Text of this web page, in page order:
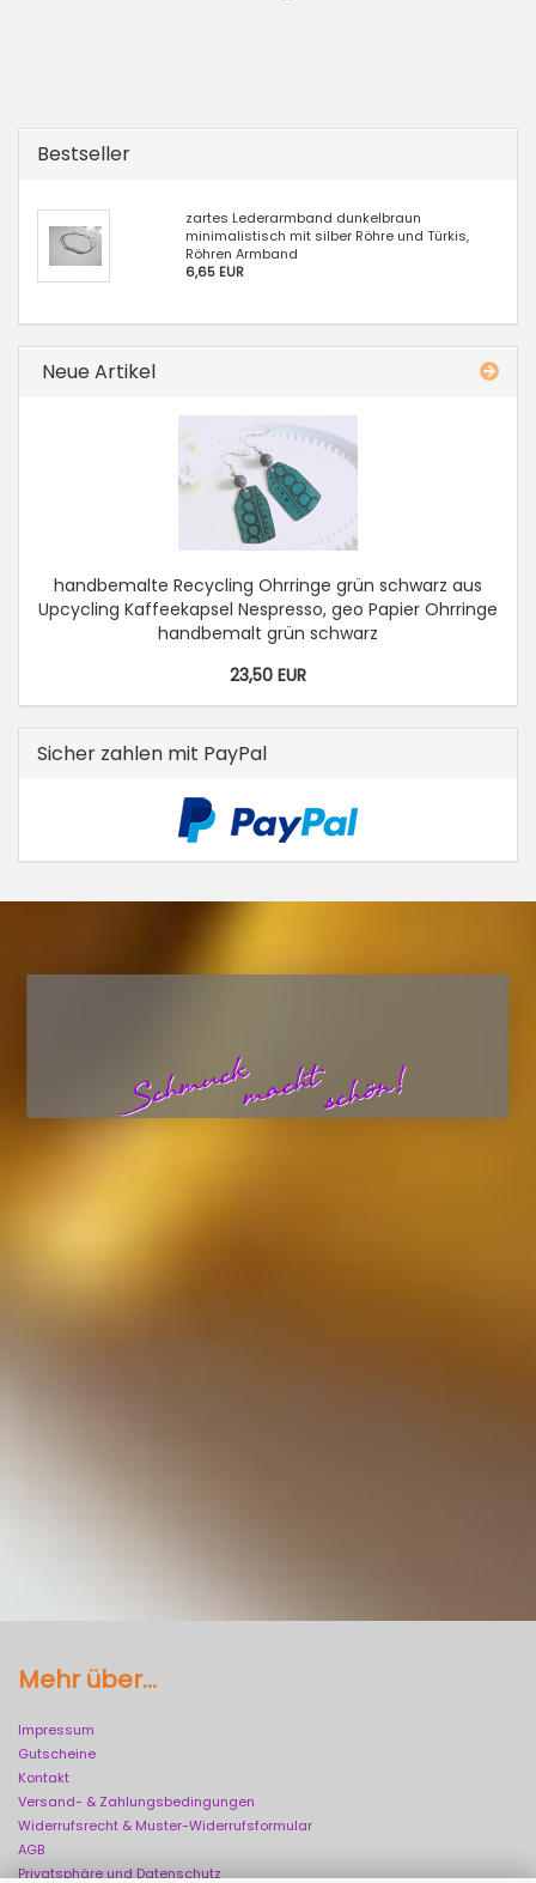
Bestseller
zartes Lederarmband dunkelbraun
minimalistisch mit silber Röhre und Türkis,
Röhren Armband
6,65 EUR
Neue Artikel
handbemalte Recycling Ohrringe grün schwarz aus
Upcycling Kaffeekapsel Nespresso, geo Papier Ohrringe
handbemalt grün schwarz
23,50 EUR
Sicher zahlen mit PayPal
Mehr über...
Impressum
Gutscheine
Kontakt
Versand- & Zahlungsbedingungen
Widerrufsrecht & Muster-Widerrufsformular
AGB
Privatsphäre und Datenschutz